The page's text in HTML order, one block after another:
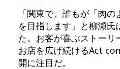
「関東で、誰もが「肉
を目指します」と柳瀬氏
た。お客が喜ぶストーリ
お店を広げ続けるAct
開に注目だ。